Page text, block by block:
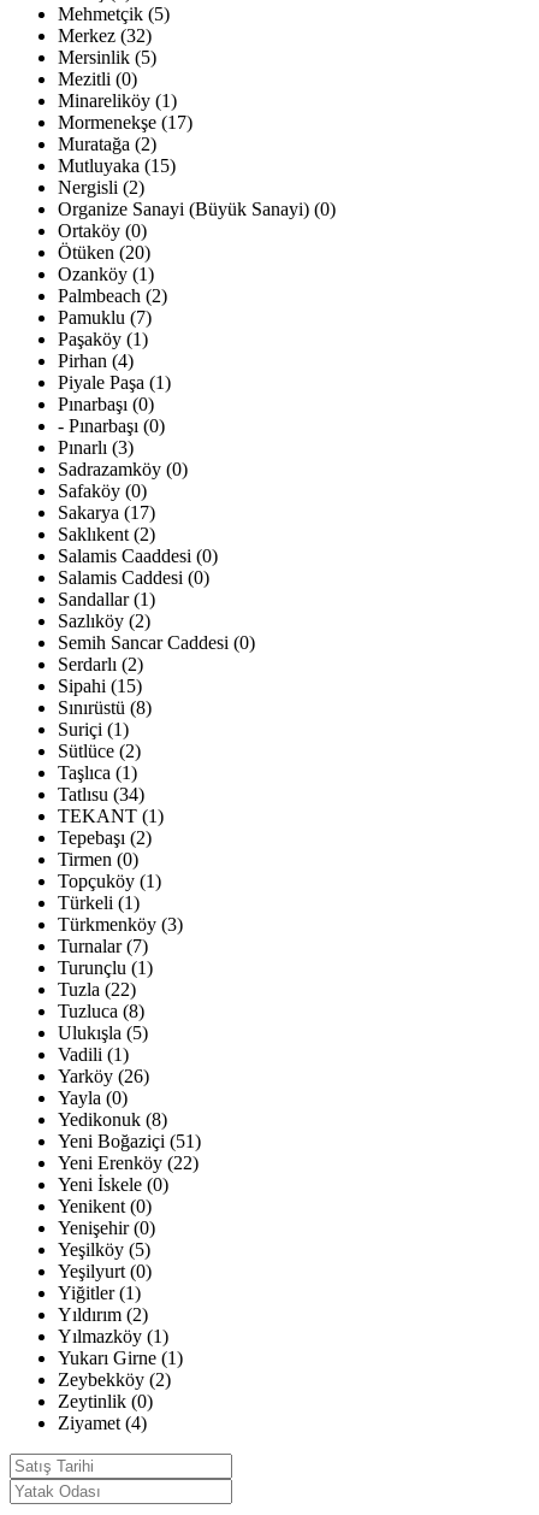
Mehmetçik (5)
Merkez (32)
Mersinlik (5)
Mezitli (0)
Minareliköy (1)
Mormenekşe (17)
Muratağa (2)
Mutluyaka (15)
Nergisli (2)
Organize Sanayi (Büyük Sanayi) (0)
Ortaköy (0)
Ötüken (20)
Ozanköy (1)
Palmbeach (2)
Pamuklu (7)
Paşaköy (1)
Pirhan (4)
Piyale Paşa (1)
Pınarbaşı (0)
- Pınarbaşı (0)
Pınarlı (3)
Sadrazamköy (0)
Safaköy (0)
Sakarya (17)
Saklıkent (2)
Salamis Caaddesi (0)
Salamis Caddesi (0)
Sandallar (1)
Sazlıköy (2)
Semih Sancar Caddesi (0)
Serdarlı (2)
Sipahi (15)
Sınırüstü (8)
Suriçi (1)
Sütlüce (2)
Taşlıca (1)
Tatlısu (34)
TEKANT (1)
Tepebaşı (2)
Tirmen (0)
Topçuköy (1)
Türkeli (1)
Türkmenköy (3)
Turnalar (7)
Turunçlu (1)
Tuzla (22)
Tuzluca (8)
Ulukışla (5)
Vadili (1)
Yarköy (26)
Yayla (0)
Yedikonuk (8)
Yeni Boğaziçi (51)
Yeni Erenköy (22)
Yeni İskele (0)
Yenikent (0)
Yenişehir (0)
Yeşilköy (5)
Yeşilyurt (0)
Yiğitler (1)
Yıldırım (2)
Yılmazköy (1)
Yukarı Girne (1)
Zeybekköy (2)
Zeytinlik (0)
Ziyamet (4)